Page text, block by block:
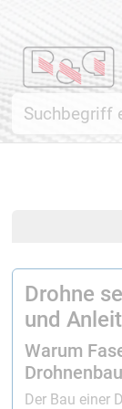
Drohne
und
Warum
Der Bau einer